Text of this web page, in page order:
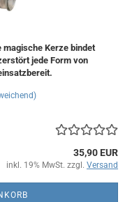
magische Kerze bindet
jede Form von
35,90 EUR
inkl. 19% MwSt. zzgl. Versand